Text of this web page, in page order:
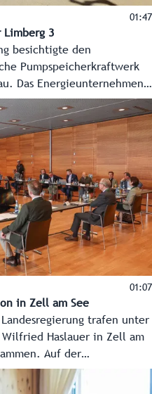
01:47
Limberg 3
besichtigte den
Pumpspeicherkraftwerk
Das Energieunternehmen
geplanten Inbetriebnahme
01:07
in Zell am See
trafen unter
Wilfried Haslauer in Zell am
Auf der
Wiederaufbau der
in Saalbach-Hinterglemm